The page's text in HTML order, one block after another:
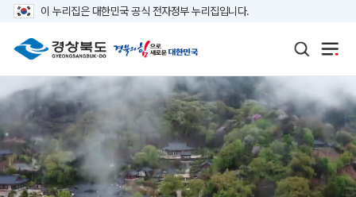
이 누리집은 대한민국 공식 전자정부 누리집입니다.